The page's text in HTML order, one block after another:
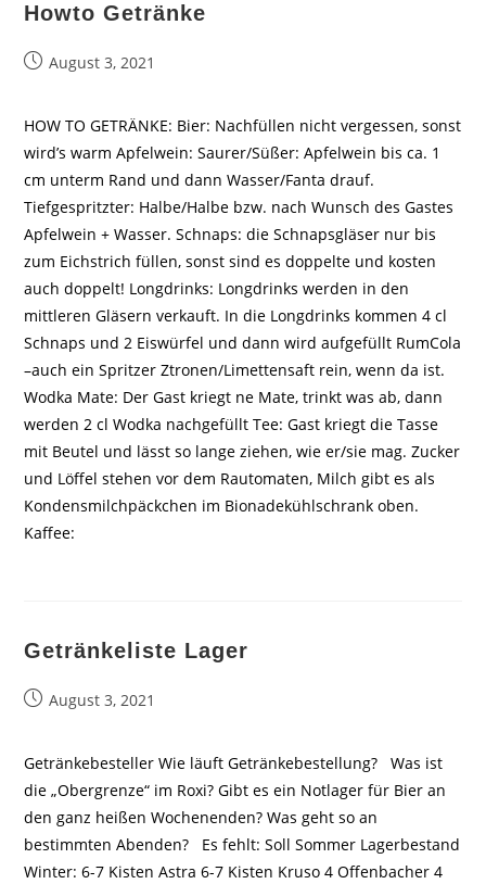
Howto Getränke
BeitragAugust 3, 2021
HOW TO GETRÄNKE: Bier: Nachfüllen nicht vergessen, sonst
wird’s warm Apfelwein: Saurer/Süßer: Apfelwein bis ca. 1
cm unterm Rand und dann Wasser/Fanta drauf.
Tiefgespritzter: Halbe/Halbe bzw. nach Wunsch des Gastes
Apfelwein + Wasser. Schnaps: die Schnapsgläser nur bis
zum Eichstrich füllen, sonst sind es doppelte und kosten
auch doppelt! Longdrinks: Longdrinks werden in den
mittleren Gläsern verkauft. In die Longdrinks kommen 4 cl
Schnaps und 2 Eiswürfel und dann wird aufgefüllt RumCola
–auch ein Spritzer Ztronen/Limettensaft rein, wenn da ist.
Wodka Mate: Der Gast kriegt ne Mate, trinkt was ab, dann
werden 2 cl Wodka nachgefüllt Tee: Gast kriegt die Tasse
mit Beutel und lässt so lange ziehen, wie er/sie mag. Zucker
und Löffel stehen vor dem Rautomaten, Milch gibt es als
Kondensmilchpäckchen im Bionadekühlschrank oben.
Kaffee:
Getränkeliste Lager
BeitragAugust 3, 2021
Getränkebesteller Wie läuft Getränkebestellung? Was ist
die „Obergrenze“ im Roxi? Gibt es ein Notlager für Bier an
den ganz heißen Wochenenden? Was geht so an
bestimmten Abenden? Es fehlt: Soll Sommer Lagerbestand
Winter: 6-7 Kisten Astra 6-7 Kisten Kruso 4 Offenbacher 4